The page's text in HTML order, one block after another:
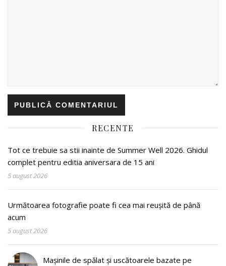
RECENTE
Tot ce trebuie sa stii inainte de Summer Well 2026. Ghidul
complet pentru editia aniversara de 15 ani
5 august 2026
Următoarea fotografie poate fi cea mai reușită de până
acum
5 august 2026
Mașinile de spălat și uscătoarele bazate pe